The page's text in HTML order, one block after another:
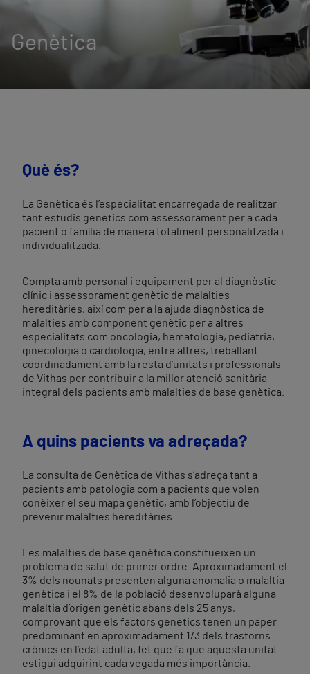
Genètica
Què és?
La Genètica és l’especialitat encarregada de realitzar
tant estudis genètics com assessorament per a cada
pacient o família de manera totalment personalitzada i
individualitzada.
Compta amb personal i equipament per al diagnòstic
clínic i assessorament genètic de malalties
hereditàries, així com per a la ajuda diagnòstica de
malalties amb component genètic per a altres
especialitats com oncologia, hematologia, pediatria,
ginecologia o cardiologia, entre altres, treballant
coordinadament amb la resta d’unitats i professionals
de Vithas per contribuir a la millor atenció sanitària
integral dels pacients amb malalties de base genètica.
A quins pacients va adreçada?
La consulta de Genètica de Vithas s’adreça tant a
pacients amb patologia com a pacients que volen
conèixer el seu mapa genètic, amb l’objectiu de
prevenir malalties hereditàries.
Les malalties de base genètica constitueixen un
problema de salut de primer ordre. Aproximadament el
3% dels nounats presenten alguna anomalia o malaltia
genètica i el 8% de la població desenvoluparà alguna
malaltia d’origen genètic abans dels 25 anys,
comprovant que els factors genètics tenen un paper
predominant en aproximadament 1/3 dels trastorns
crònics en l’edat adulta, fet que fa que aquesta unitat
estigui adquirint cada vegada més importància.